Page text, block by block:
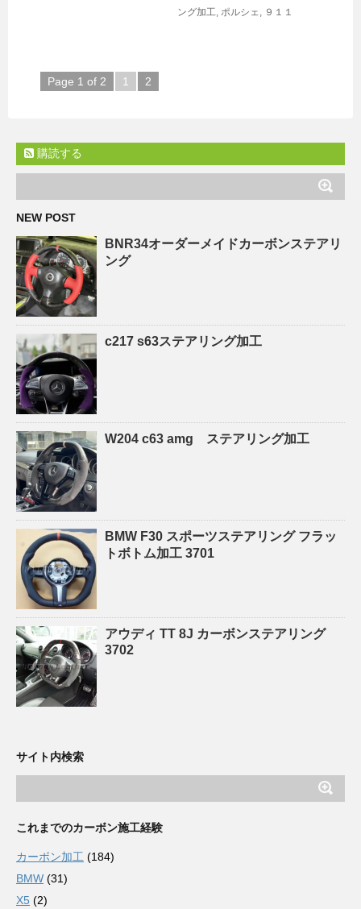
ング加工, ポルシェ, ９１１
Page 1 of 2 1 2
購読する
NEW POST
BNR34オーダーメイドカーボンステアリ
ング
c217 s63ステアリング加工
W204 c63 amg ステアリング加工
BMW F30 スポーツステアリング フラッ
トボトム加工 3701
アウディ TT 8J カーボンステアリング
3702
サイト内検索
これまでのカーボン施工経験
カーボン加工 (184)
BMW (31)
X5 (2)